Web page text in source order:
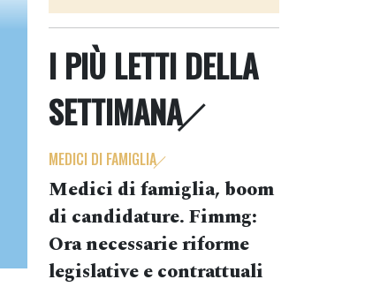
I PIÙ LETTI DELLA
SETTIMANA
MEDICI DI FAMIGLIA
Medici di famiglia, boom
di candidature. Fimmg:
Ora necessarie riforme
legislative e contrattuali